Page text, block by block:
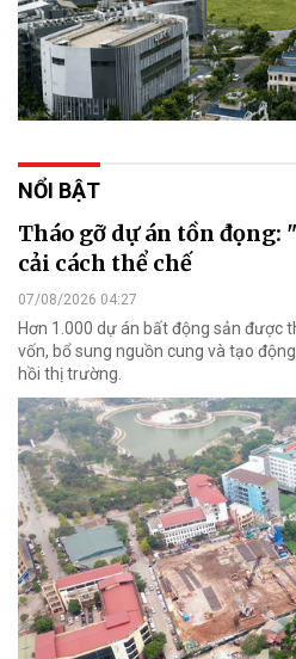
NỔI BẬT
Tháo gỡ dự án tồn đọng:
cải cách thể chế
07/08/2026 04:27
Hơn 1.000 dự án bất động sản được
vốn, bổ sung nguồn cung và tạo
hồi thị trường.